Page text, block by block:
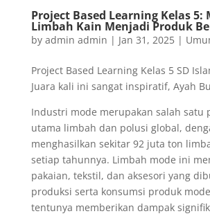
Project Based Learning Kelas 5:
Limbah Kain Menjadi Produk
by admin admin | Jan 31, 2025|
Project Based Learning Kelas 5 SD
Juara kali ini sangat inspiratif, Ayah
Industri mode merupakan salah satu
utama limbah dan polusi global,
menghasilkan sekitar 92 juta ton
setiap tahunnya. Limbah mode ini
pakaian, tekstil, dan aksesori yang
produksi serta konsumsi produk
tentunya memberikan dampak